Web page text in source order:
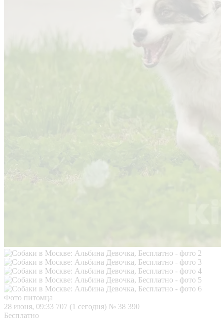
Фото питомца
28 июня, 09:33 707 (1 сегодня) № 38 390
Бесплатно